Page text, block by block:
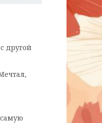
другой